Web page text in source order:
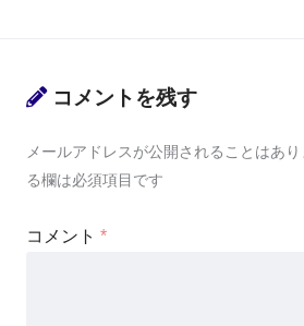
コメントを残す
メールアドレスが公開されることはあり
る欄は必須項目です
コメント *